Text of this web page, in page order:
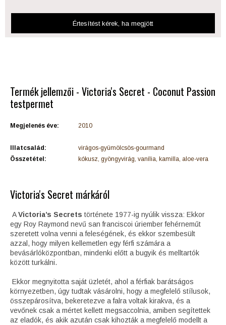
Értesítést kérek, ha megjött
Termék jellemzői - Victoria's Secret - Coconut Passion
testpermet
Megjelenés éve: 2010
Illatcsalád:
virágos-gyümölcsös-gourmand
Összetétel:
kókusz, gyöngyvirág, vanília, kamilla, aloe-vera
Victoria's Secret márkáról
AVictoria’s Secrets története 1977-ig nyúlik vissza: Ekkor
egy Roy Raymond nevű san franciscoi úriember fehérneműt
szeretett volna venni a feleségének, és ekkor szembesült
azzal, hogy milyen kellemetlen egy férfi számára a
bevásárlóközpontban, mindenki előtt a bugyik és melltartók
között turkálni.
Ekkor megnyitotta saját üzletét, ahol a férfiak barátságos
környezetben, úgy tudtak vásárolni, hogy a megfelelő stílusok,
összepárosítva, bekeretezve a falra voltak kirakva, és a
vevőnek csak a mértet kellett megsaccolnia, amiben segítettek
az eladók, és akik azután csak kihozták a megfelelő modellt a